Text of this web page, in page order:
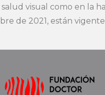
visual como en la
de 2021, están